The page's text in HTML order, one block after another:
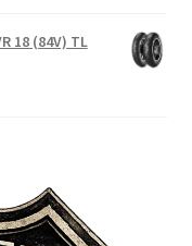
18 (84V) TL